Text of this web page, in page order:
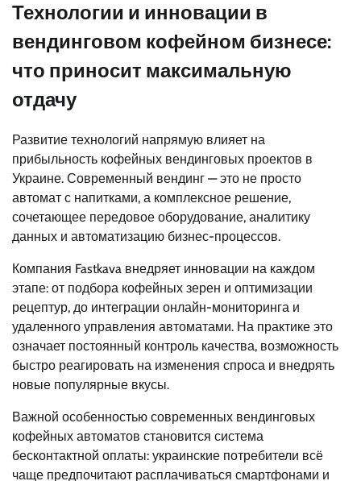
Технологии и инновации в
вендинговом кофейном бизнесе:
что приносит максимальную
отдачу
Развитие технологий напрямую влияет на
прибыльность кофейных вендинговых проектов в
Украине. Современный вендинг — это не просто
автомат с напитками, а комплексное решение,
сочетающее передовое оборудование, аналитику
данных и автоматизацию бизнес-процессов.
Компания Fastkava внедряет инновации на каждом
этапе: от подбора кофейных зерен и оптимизации
рецептур, до интеграции онлайн-мониторинга и
удаленного управления автоматами. На практике это
означает постоянный контроль качества, возможность
быстро реагировать на изменения спроса и внедрять
новые популярные вкусы.
Важной особенностью современных вендинговых
кофейных автоматов становится система
бесконтактной оплаты: украинские потребители всё
чаще предпочитают расплачиваться смартфонами и